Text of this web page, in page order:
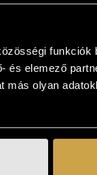
funkciók
és elemező
más olyan